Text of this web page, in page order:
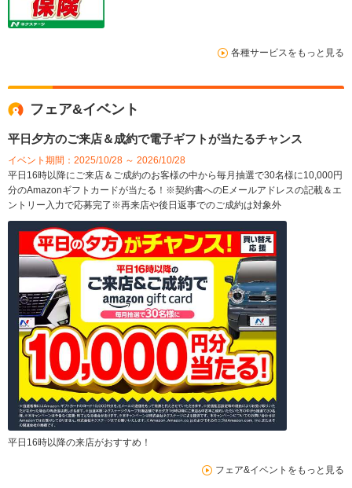
各種サービスをもっと見る
フェア&イベント
平日夕方のご来店＆成約で電子ギフトが当たるチャンス
イベント期間：2025/10/28 ～ 2026/10/28
平日16時以降にご来店＆ご成約のお客様の中から毎月抽選で30名様に10,000円
分のAmazonギフトカードが当たる！※契約書へのEメールアドレスの記載＆エ
ントリー入力で応募完了※再来店や後日返事でのご成約は対象外
平日16時以降の来店がおすすめ！
フェア&イベントをもっと見る